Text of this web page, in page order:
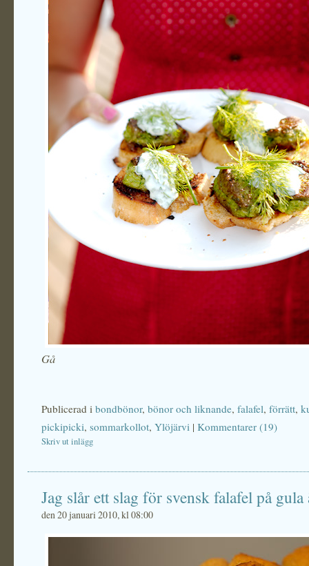
Gå
Publicerad i bondbönor, bönor och liknande, falafel, förrätt,
pickipicki, sommarkollot, Ylöjärvi | Kommentarer (19)
Skriv ut inlägg
Jag slår ett slag för svensk falafel på
den 20 januari 2010, kl 08:00